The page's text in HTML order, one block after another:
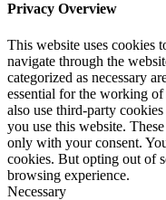
Privacy Overview
This website uses cookies
navigate through the
categorized as necessary
essential for the working
also use third-party
you use this website.
only with your consent.
cookies. But opting out of
browsing experience.
Necessary